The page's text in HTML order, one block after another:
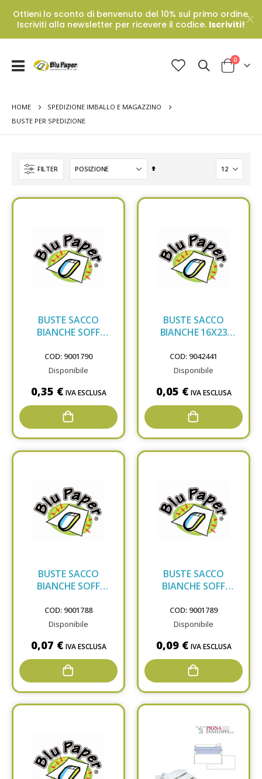
Ottieni lo sconto di benvenuto del 10% sul primo ordine.
Iscriviti alla newsletter per ricevere il codice. Iscriviti!
Toggle
Cart
0Prodotti
HOME
SPEDIZIONE IMBALLO E MAGAZZINO
BUSTE PER SPEDIZIONE
FILTER
Set
BUSTE SACCO
BIANCHE SOFF
COD: 9001790
Disponibile
0,35 € IVA ESCLUSA
BUSTE SACCO
BIANCHE 16X23
COD: 9042441
Disponibile
0,05 € IVA ESCLUSA
BUSTE SACCO
BIANCHE SOFF
COD: 9001788
Disponibile
0,07 € IVA ESCLUSA
BUSTE SACCO
BIANCHE SOFF
COD: 9001789
Disponibile
0,09 € IVA ESCLUSA